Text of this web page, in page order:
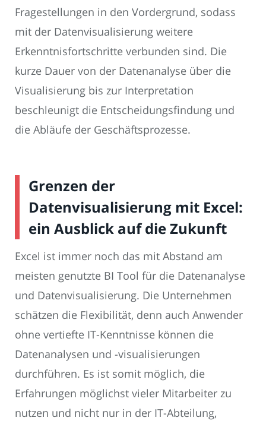
Fragestellungen in den Vordergrund, sodass
mit der Datenvisualisierung weitere
Erkenntnisfortschritte verbunden sind. Die
kurze Dauer von der Datenanalyse über die
Visualisierung bis zur Interpretation
beschleunigt die Entscheidungsfindung und
die Abläufe der Geschäftsprozesse.
Grenzen der
Datenvisualisierung mit Excel:
ein Ausblick auf die Zukunft
Excel ist immer noch das mit Abstand am
meisten genutzte BI Tool für die Datenanalyse
und Datenvisualisierung. Die Unternehmen
schätzen die Flexibilität, denn auch Anwender
ohne vertiefte IT-Kenntnisse können die
Datenanalysen und -visualisierungen
durchführen. Es ist somit möglich, die
Erfahrungen möglichst vieler Mitarbeiter zu
nutzen und nicht nur in der IT-Abteilung,